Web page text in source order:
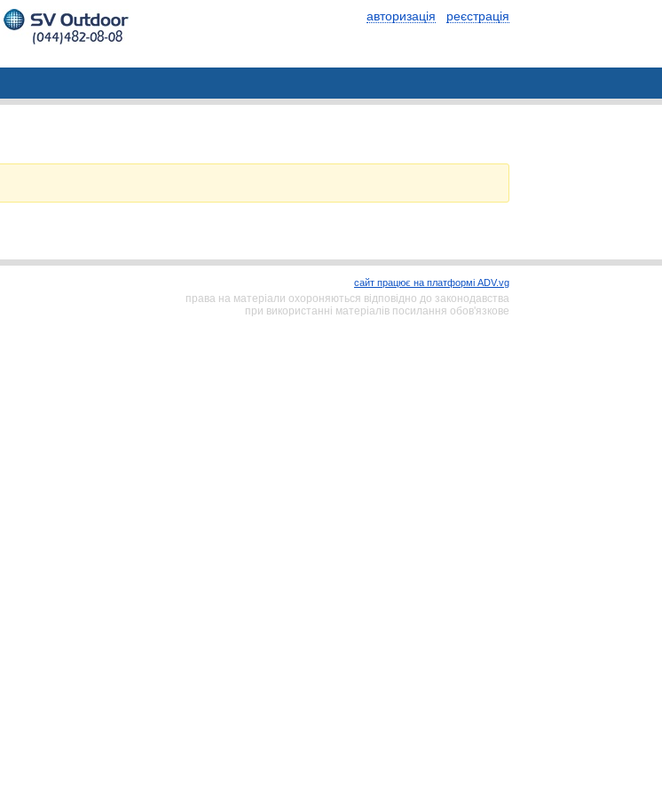
авторизація реєстрація
сайт працює на платформі ADV.vg
права на матеріали охороняються відповідно до законодавства
при використанні матеріалів посилання обов'язкове